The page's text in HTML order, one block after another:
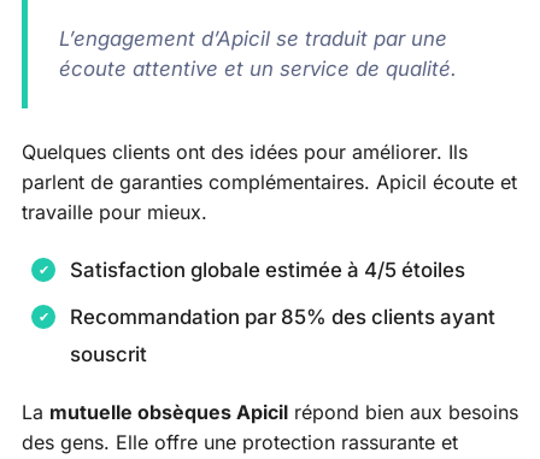
L’engagement d’Apicil se traduit par une
écoute attentive et un service de qualité.
Quelques clients ont des idées pour améliorer. Ils
parlent de garanties complémentaires. Apicil écoute et
travaille pour mieux.
Satisfaction globale estimée à 4/5 étoiles
Recommandation par 85% des clients ayant
souscrit
La mutuelle obsèques Apicil répond bien aux besoins
des gens. Elle offre une protection rassurante et